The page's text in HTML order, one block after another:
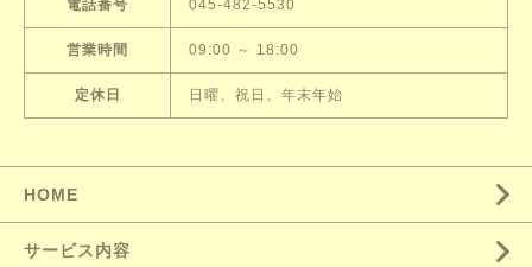
電話番号 045-482-5530
営業時間 09:00 ～ 18:00
定休日 日曜、祝日、年末年始
HOME
サービス内容